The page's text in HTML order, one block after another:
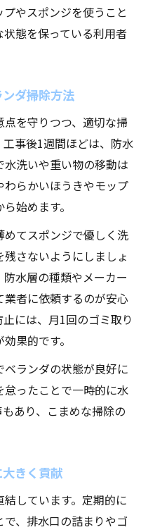
やスポンジを使うこと
態を保っている利用者
ダ掃除方法
を守りつつ、適切な掃
事後1週間ほどは、防水
洗いや重い物の移動は
らかいほうきやモップ
始めます。
てスポンジで優しく洗
さないようにしましょ
水層の種類やメーカー
者に依頼するのが安心
には、月1回のゴミ取り
果的です。
ランダの状態が良好に
ったことで一時的に水
あり、こまめな掃除の
きく貢献
しています。定期的に
、排水口の詰まりやゴ